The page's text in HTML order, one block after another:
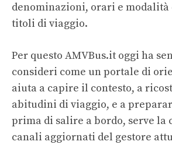
denominazioni, orari e modalità
titoli di viaggio.
Per questo AMVBus.it oggi ha
consideri come un portale di
aiuta a capire il contesto, a
abitudini di viaggio, e a
prima di salire a bordo, serve la
canali aggiornati del gestore